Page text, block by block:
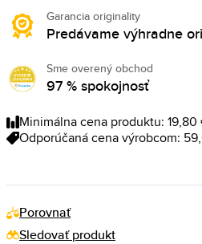
Garancia originality
Predávame výhradne
Sme overený obchod
97 % spokojnosť
Minimálna cena produktu: 19,80
Odporúčaná cena výrobcom:
Porovnať
Sledovať produkt